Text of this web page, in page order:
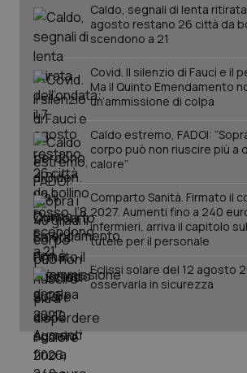
Caldo, segnali di lenta
agosto restano 26 città da
scendono a 21
Covid. Il silenzio di Fauci e il
Ma il Quinto Emendamento
un’ammissione di colpa
Caldo estremo, FADOI:
corpo può non riuscire più a
calore”
Comparto Sanità. Firmato il
2027. Aumenti fino a 240
infermieri, arriva il capitolo
tutele per il personale
Eclissi solare del 12 agosto
osservarla in sicurezza
tracking-enable
tracking-sites-ironfish-
session-id
_ga